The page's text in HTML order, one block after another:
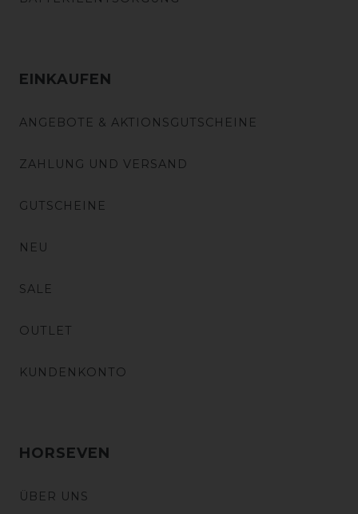
EINKAUFEN
ANGEBOTE & AKTIONSGUTSCHEINE
ZAHLUNG UND VERSAND
GUTSCHEINE
NEU
SALE
OUTLET
KUNDENKONTO
HORSEVEN
ÜBER UNS